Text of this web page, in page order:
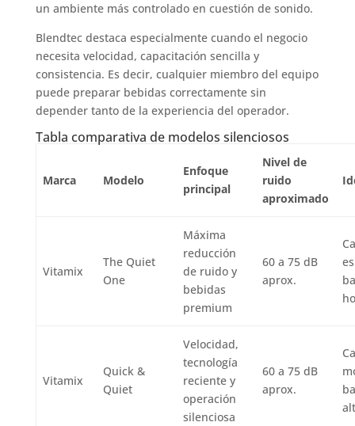
un ambiente más controlado en cuestión de sonido.
Blendtec destaca especialmente cuando el negocio
necesita velocidad, capacitación sencilla y
consistencia. Es decir, cualquier miembro del equipo
puede preparar bebidas correctamente sin
depender tanto de la experiencia del operador.
Tabla comparativa de modelos silenciosos
Marca Modelo
Enfoque
principal
Nivel de
ruido
aproximado
Vitamix
The Quiet
One
Máxima
reducción
de ruido y
bebidas
premium
60 a 75 dB
aprox.
Vitamix
Quick &
Quiet
Velocidad,
tecnología
reciente y
operación
silenciosa
60 a 75 dB
aprox.